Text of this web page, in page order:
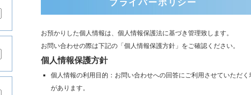
プライバーポリシー
お預かりした個人情報は、個人情報保護法に基づき管理致します。
お問い合わせの際は下記の「個人情報保護方針」をご確認ください。
個人情報保護方針
個人情報の利用目的：お問い合わせへの回答にご利用させていただく
があります。